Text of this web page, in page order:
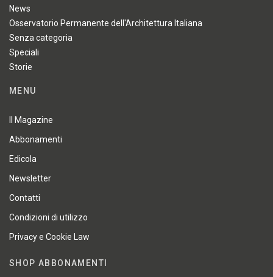
News
Osservatorio Permanente dell'Architettura Italiana
Senza categoria
Speciali
Storie
MENU
Il Magazine
Abbonamenti
Edicola
Newsletter
Contatti
Condizioni di utilizzo
Privacy e Cookie Law
SHOP ABBONAMENTI